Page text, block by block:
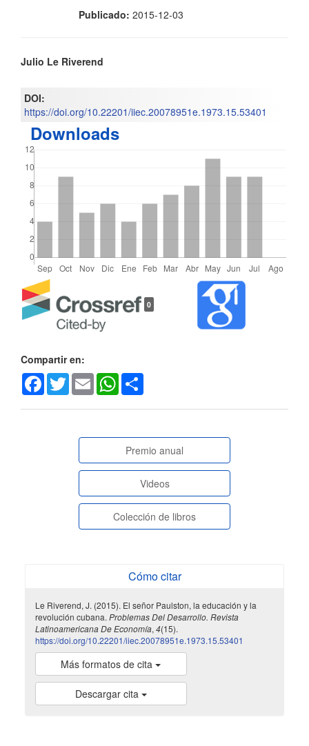
Publicado: 2015-12-03
Contenido
principal
del
artículo
Julio Le Riverend
DOI:
https://doi.org/10.22201/iiec.20078951e.1973.15.53401
Downloads
Detalles
del
artículo
0
Compartir en:
Facebook
TwitterEmail WhatsApp
paginasespeciales
Premio anual
Videos
Colección de libros
Cómo citar
Le Riverend, J. (2015). El señor Paulston, la educación y la
revolución cubana. Problemas Del Desarrollo. Revista
Latinoamericana De Economía, 4(15).
https://doi.org/10.22201/iiec.20078951e.1973.15.53401
Más formatos de cita
Descargar cita